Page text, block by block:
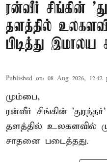
ரன்வீர் சிங்கின்
தளத்தில்
பிடித்து
Published on: 08 Aug 2026, 12:42
மும்பை,
ரன்வீர் சிங்கின்
தளத்தில் உலகளவில்
சாதனை படைத்தது.